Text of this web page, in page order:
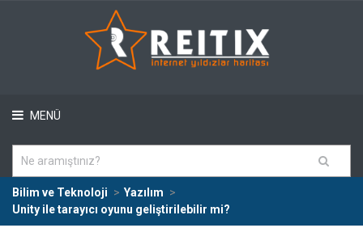
MENÜ
Bilim ve Teknoloji
Yazılım
Unity ile tarayıcı oyunu geliştirilebilir mi?